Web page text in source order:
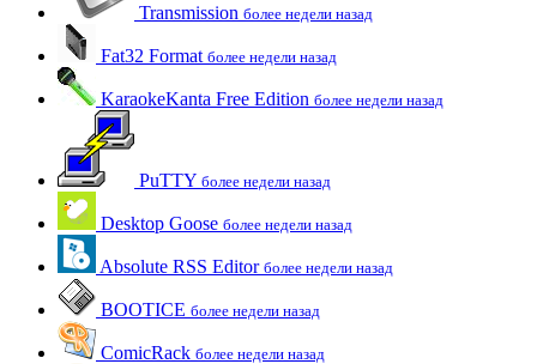
Transmission более недели назад
Fat32 Format более недели назад
KaraokeKanta Free Edition более недели назад
PuTTY более недели назад
Desktop Goose более недели назад
Absolute RSS Editor более недели назад
BOOTICE более недели назад
ComicRack более недели назад